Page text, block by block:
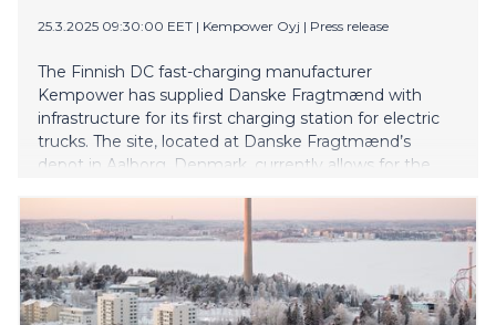
25.3.2025 09:30:00 EET | Kempower Oyj | Press release
The Finnish DC fast-charging manufacturer
Kempower has supplied Danske Fragtmænd with
infrastructure for its first charging station for electric
trucks. The site, located at Danske Fragtmænd’s
depot in Aalborg, Denmark, currently allows for the
GodEnergi A/S.